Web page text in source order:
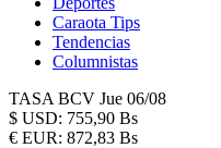
Caraota Tips
Tendencias
Columnistas
TASA BCV Jue 06/08
$ USD: 755,90 Bs
€ EUR: 872,83 Bs